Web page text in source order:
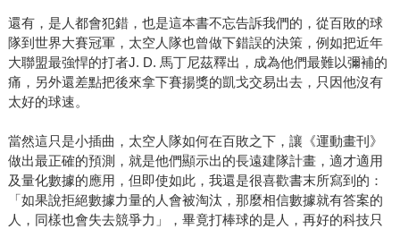
還有，是人都會犯錯，也是這本書不忘告訴我們的，從百敗的球
隊到世界大賽冠軍，太空人隊也曾做下錯誤的決策，例如把近年
大聯盟最強悍的打者J. D. 馬丁尼茲釋出，成為他們最難以彌補的
痛，另外還差點把後來拿下賽揚獎的凱戈交易出去，只因他沒有
太好的球速。
當然這只是小插曲，太空人隊如何在百敗之下，讓《運動畫刊》
做出最正確的預測，就是他們顯示出的長遠建隊計畫，適才適用
及量化數據的應用，但即使如此，我還是很喜歡書末所寫到的：
「如果說拒絕數據力量的人會被淘汰，那麼相信數據就有答案的
人，同樣也會失去競爭力」，畢竟打棒球的是人，再好的科技只